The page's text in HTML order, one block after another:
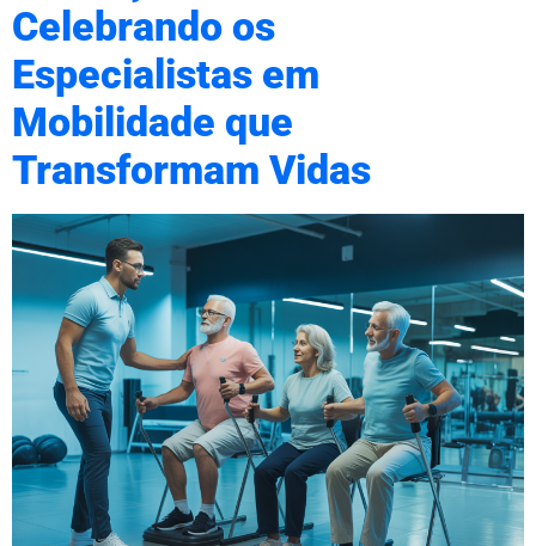
Celebrando os
Especialistas em
Mobilidade que
Transformam Vidas